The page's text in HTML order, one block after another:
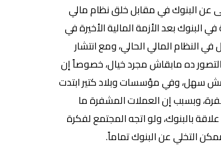
عن البنوك في مقابل خلق نظام مالي
بعد الأزمة المالية الأخيرة في
في النظام المالي الحالي، ومع انتشار
ده مابقاش مجرد خيال، خصوصاً إن
مش سهل، وفي مؤسسات وبلاد كتير ابتدت
وبسبب إن العملات المشفرة ما
بالبنوك، ولو اتجه المجتمع لفكرة
التخلي عن البنوك تماماً.